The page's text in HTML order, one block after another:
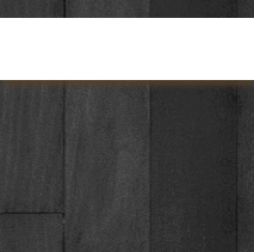
Torna ai contenuti